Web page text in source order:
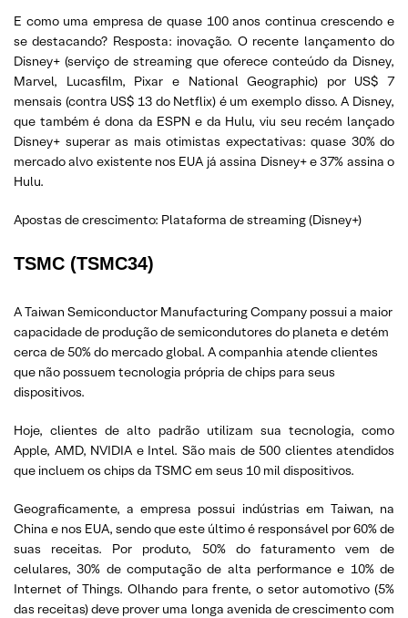
E como uma empresa de quase 100 anos continua crescendo e
se destacando? Resposta: inovação. O recente lançamento do
Disney+ (serviço de streaming que oferece conteúdo da Disney,
Marvel, Lucasfilm, Pixar e National Geographic) por US$ 7
mensais (contra US$ 13 do Netflix) é um exemplo disso. A Disney,
que também é dona da ESPN e da Hulu, viu seu recém lançado
Disney+ superar as mais otimistas expectativas: quase 30% do
mercado alvo existente nos EUA já assina Disney+ e 37% assina o
Hulu.
Apostas de crescimento: Plataforma de streaming (Disney+)
TSMC (TSMC34)
A Taiwan Semiconductor Manufacturing Company possui a maior
capacidade de produção de semicondutores do planeta e detém
cerca de 50% do mercado global. A companhia atende clientes
que não possuem tecnologia própria de chips para seus
dispositivos.
Hoje, clientes de alto padrão utilizam sua tecnologia, como
Apple, AMD, NVIDIA e Intel. São mais de 500 clientes atendidos
que incluem os chips da TSMC em seus 10 mil dispositivos.
Geograficamente, a empresa possui indústrias em Taiwan, na
China e nos EUA, sendo que este último é responsável por 60% de
suas receitas. Por produto, 50% do faturamento vem de
celulares, 30% de computação de alta performance e 10% de
Internet of Things. Olhando para frente, o setor automotivo (5%
das receitas) deve prover uma longa avenida de crescimento com